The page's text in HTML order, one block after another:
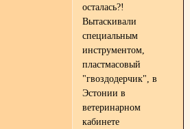
осталась?!
Вытаскивали
специальным
инструментом,
пластмасовый
"гвоздодерчик", в
Эстонии в
ветеринарном
кабинете